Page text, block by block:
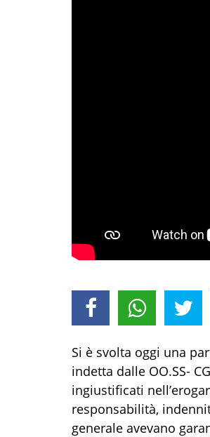
Si è svolta oggi una
indetta dalle OO.SS-
ingiustificati
responsabilità,
generale avevano